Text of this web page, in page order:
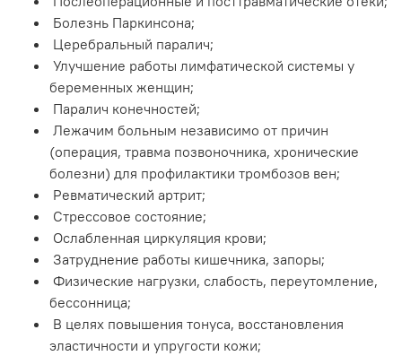
Болезнь Паркинсона;
Церебральный паралич;
Улучшение работы лимфатической системы у
беременных женщин;
Паралич конечностей;
Лежачим больным независимо от причин
(операция, травма позвоночника, хронические
болезни) для профилактики тромбозов вен;
Ревматический артрит;
Стрессовое состояние;
Ослабленная циркуляция крови;
Затруднение работы кишечника, запоры;
Физические нагрузки, слабость, переутомление,
бессонница;
В целях повышения тонуса, восстановления
эластичности и упругости кожи;